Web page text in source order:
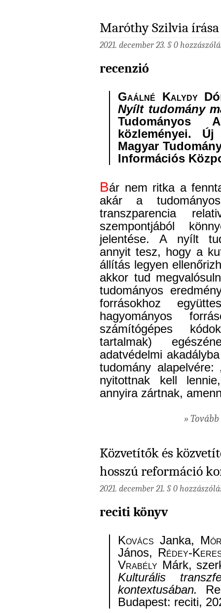
Maróthy Szilvia írása
2021. december 23. § 0
recenzió
Gaálné Kalydy
Nyílt tudomány
Tudományos
közleményei.
Magyar
Információs
Bár nem ritka a
akár a
transzparencia
szempontjából
jelentése. A nyílt
annyit tesz, hogy a
állítás legyen
akkor tud
tudományos
forrásokhoz
hagyományos
számítógépes
tartalmak)
adatvédelmi
tudomány
nyitottnak kell
annyira zártnak,
»
Közvetítők és
hosszú reformáció
2021. december 21. § 0
reciti könyv
Kovács Janka,
János,
Rédey-
Vrabély Márk,
Kulturális
kontextusában.
Budapest: reciti,